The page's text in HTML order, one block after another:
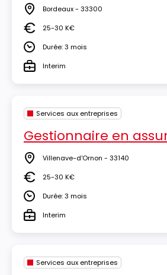
Lieu Bordeaux - 33300
Salaire25-30 K€
DuréeDurée: 3 mois
TypeInterim
Services aux entreprises
Gestionnaire en
Lieu Villenave-d'Ornon - 33140
Salaire25-30 K€
DuréeDurée: 3 mois
TypeInterim
Services aux entreprises